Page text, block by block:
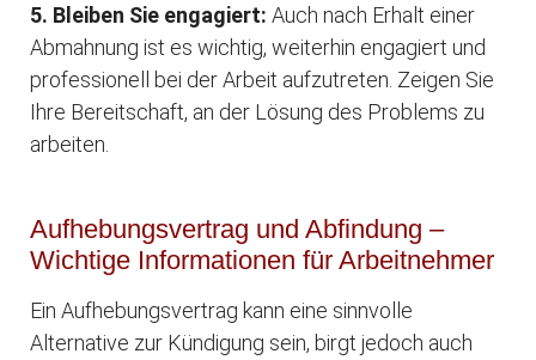
5. Bleiben Sie engagiert: Auch nach Erhalt einer
Abmahnung ist es wichtig, weiterhin engagiert und
professionell bei der Arbeit aufzutreten. Zeigen Sie
Ihre Bereitschaft, an der Lösung des Problems zu
arbeiten.
Aufhebungsvertrag und Abfindung –
Wichtige Informationen für Arbeitnehmer
Ein Aufhebungsvertrag kann eine sinnvolle
Alternative zur Kündigung sein, birgt jedoch auch